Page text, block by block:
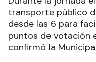
transporte público
desde las 6 para
puntos de votación
confirmó la